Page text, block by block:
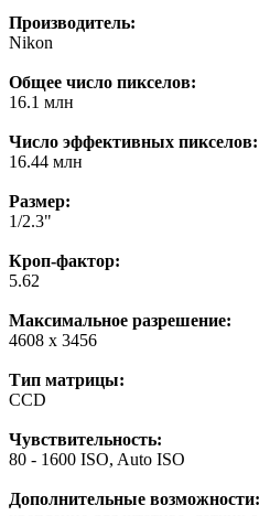
Производитель:
Nikon
Общее число пикселов:
16.1 млн
Число эффективных пикселов:
16.44 млн
Размер:
1/2.3"
Кроп-фактор:
5.62
Максимальное разрешение:
4608 x 3456
Тип матрицы:
СCD
Чувствительность:
80 - 1600 ISO, Auto ISO
Дополнительные возможности: